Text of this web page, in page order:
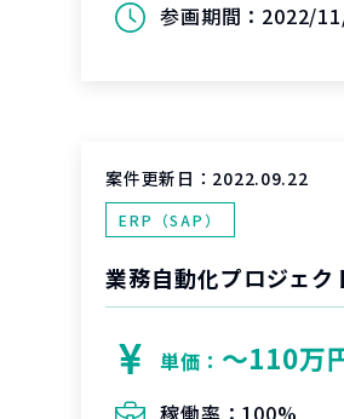
参画期間： 2022/
案件更新日： 2022.09.22
ERP（SAP）
業務自動化プロジェ
単価： 〜110万
稼働率： 100%